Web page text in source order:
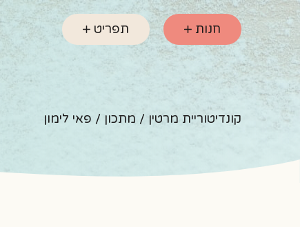
חנות תפריט
קונדיטוריית מרטין / מתכון / פאי לימון